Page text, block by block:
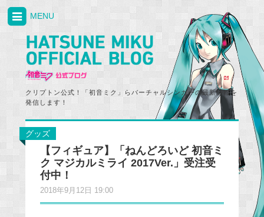
クリプトン公式！「初音ミク」らバーチャルシンガーの最新情報を
発信します！
MENU
グッズ
【フィギュア】「ねんどろいど 初音ミ
ク マジカルミライ 2017Ver.」受注受
付中！
2018年9月12日 19:00